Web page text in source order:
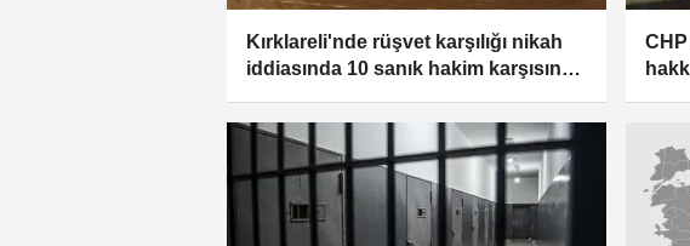
Kırklareli'nde rüşvet karşılığı nikah
iddiasında 10 sanık hakim karşısına